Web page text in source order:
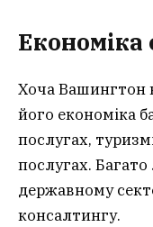
Хоча Вашингтон
його економіка
послугах,
послугах.
державному
консалтингу.